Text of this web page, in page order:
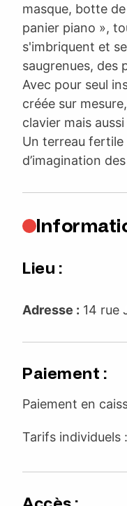
masque, botte
panier piano »,
s'imbriquent et
saugrenues, des
Avec pour seul
créée sur
clavier mais
Un terreau fertile
d’imagination
Lieu :
Adresse : 14 rue
Paiement :
Paiement en
Tarifs individuels :